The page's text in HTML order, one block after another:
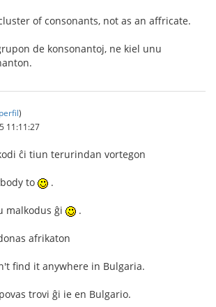
of consonants, not as an affricate.
de konsonantoj, ne kiel unu
)
11:11:27
ĉi tiun terurindan vortegon
to .
malkodus ĝi .
afrikaton
find it anywhere in Bulgaria.
trovi ĝi ie en Bulgario.